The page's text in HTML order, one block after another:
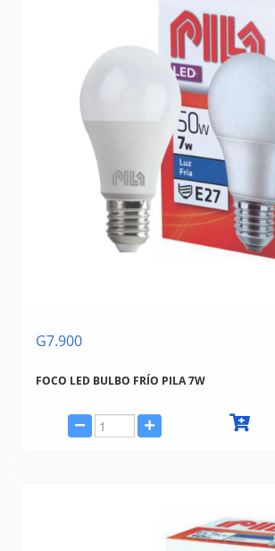
G7.900
FOCO LED BULBO FRÍO PILA 7W